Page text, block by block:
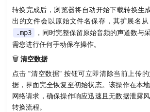
转换完成后，浏览器将自动开始下载转换生
出的文件会以原始文件名保存，其扩展名从
.mp3
，同时完整保留原始音频的声道数与
需您进行任何手动保存操作。
🗑️ 清空数据
点击 "清空数据" 按钮可立即清除当前上传
据，界面完全恢复至初始状态。该操作在本
网络请求，确保操作响应迅速且无数据泄露
转换流程。